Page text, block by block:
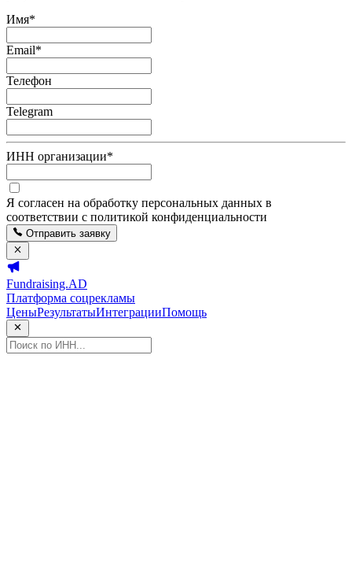
Имя*
Email*
Телефон
Telegram
ИНН организации*
Я согласен на обработку персональных данных в
соответствии с политикой конфиденциальности
Отправить заявку
Fundraising.AD
Платформа соцрекламы
ЦеныРезультатыИнтеграцииПомощь